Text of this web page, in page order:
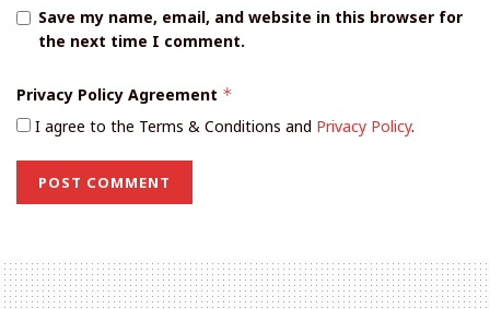
Save my name, email, and website in this browser for
the next time I comment.
Privacy Policy Agreement *
I agree to the Terms & Conditions and Privacy Policy.